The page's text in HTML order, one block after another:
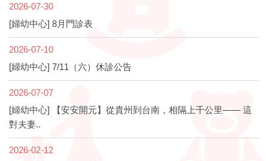
2026-07-30
[婦幼中心] 8月門診表
2026-07-10
[婦幼中心] 7/11（六）休診公告
2026-07-07
[婦幼中心] 【安安開元】從貴州到台南，相隔上千公里—— 這
對夫妻..
2026-02-12